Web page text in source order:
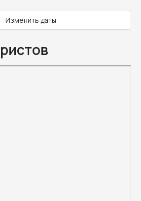
Изменить даты